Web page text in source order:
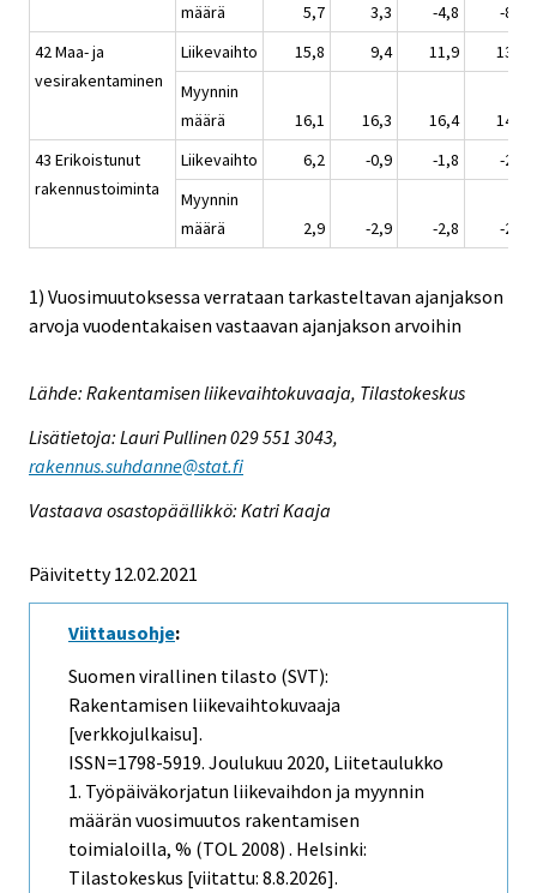
määrä
5,7 3,3 -4,8
-8,3
42 Maa- ja
vesirakentaminen
Liikevaihto 15,8 9,4 11,9
13,1
Myynnin
määrä
16,1 16,3 16,4
14,4
43 Erikoistunut
rakennustoiminta
Liikevaihto 6,2 -0,9 -1,8
-2,0
Myynnin
määrä
2,9 -2,9 -2,8 -2,5
1) Vuosimuutoksessa verrataan tarkasteltavan ajanjakson
arvoja vuodentakaisen vastaavan ajanjakson arvoihin
Lähde: Rakentamisen liikevaihtokuvaaja, Tilastokeskus
Lisätietoja: Lauri Pullinen 029 551 3043,
rakennus.suhdanne@stat.fi
Vastaava osastopäällikkö: Katri Kaaja
Päivitetty 12.02.2021
Viittausohje:
Suomen virallinen tilasto (SVT):
Rakentamisen liikevaihtokuvaaja
[verkkojulkaisu].
ISSN=1798-5919. Joulukuu 2020, Liitetaulukko
1. Työpäiväkorjatun liikevaihdon ja myynnin
määrän vuosimuutos rakentamisen
toimialoilla, % (TOL 2008) . Helsinki:
Tilastokeskus [viitattu: 8.8.2026].